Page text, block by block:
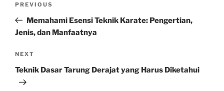
Previous
Post
PREVIOUS
Memahami Esensi Teknik Karate: Pengertian,
Jenis, dan Manfaatnya
Next
Post
NEXT
Teknik Dasar Tarung Derajat yang Harus Diketahui